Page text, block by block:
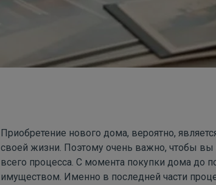
Приобретение нового дома, вероятно,
своей жизни. Поэтому очень важно, чтобы вы
всего процесса. С момента покупки дома до
имуществом. Именно в последней части